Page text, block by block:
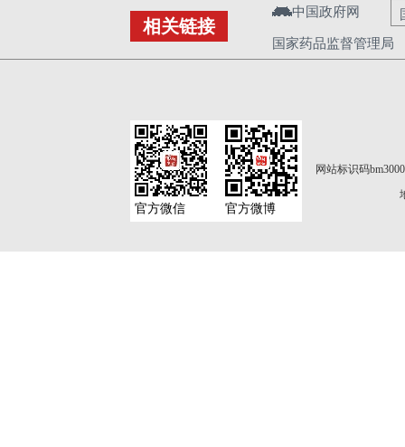
相关链接
中国政府网
国家药品监督管理局
网站标识码
官方微信 官方微博